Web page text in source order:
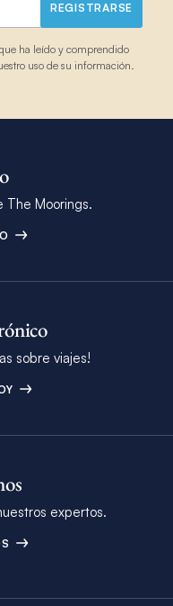
REGISTRARSE
ha leído y comprendido
uso de su información.
The Moorings.
sobre viajes!
expertos.